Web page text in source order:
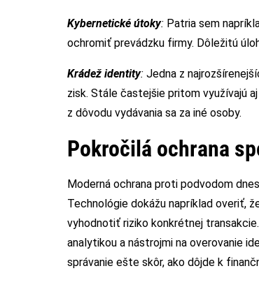
Kybernetické útoky: Patria sem
ochromiť prevádzku firmy. Dôležitú
Krádež identity: Jedna z
zisk. Stále častejšie pritom využívajú
z dôvodu vydávania sa za iné osoby.
Pokročilá ochrana
Moderná ochrana proti podvodom
Technológie dokážu napríklad overiť,
vyhodnotiť riziko konkrétnej
analytikou a nástrojmi na overovanie
správanie ešte skôr, ako dôjde k